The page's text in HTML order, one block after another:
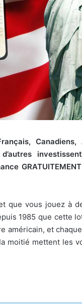
Canadiens,
que vous jouez à
1985 que cette
américain, et
moitié mettent les